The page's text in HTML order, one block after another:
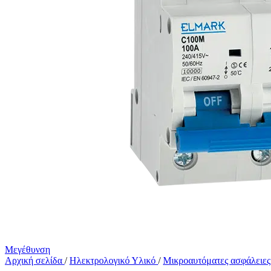
Μεγέθυνση
Αρχική σελίδα / Ηλεκτρολογικό Υλικό / Μικροαυτόματες ασφάλειες